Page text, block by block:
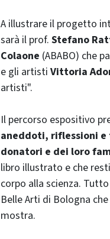
A illustrare il progetto
sarà il prof. Stefano
Colaone (ABABO) che
e gli artisti Vittoria
artisti".
Il percorso espositivo
aneddoti, riflessioni e
donatori e dei loro
libro illustrato e che
corpo alla scienza.
Belle Arti di Bologna
mostra.